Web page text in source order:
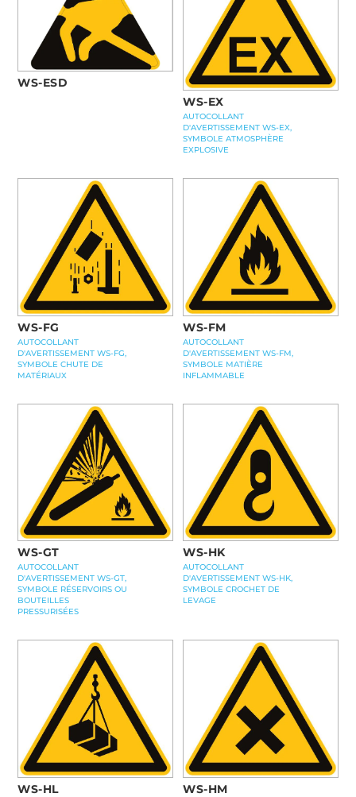
WS-ESD
WS-EX
AUTOCOLLANT
D'AVERTISSEMENT WS-EX,
SYMBOLE ATMOSPHÈRE
EXPLOSIVE
WS-FG
AUTOCOLLANT
D'AVERTISSEMENT WS-FG,
SYMBOLE CHUTE DE
MATÉRIAUX
WS-FM
AUTOCOLLANT
D'AVERTISSEMENT WS-FM,
SYMBOLE MATIÈRE
INFLAMMABLE
WS-GT
AUTOCOLLANT
D'AVERTISSEMENT WS-GT,
SYMBOLE RÉSERVOIRS OU
BOUTEILLES
PRESSURISÉES
WS-HK
AUTOCOLLANT
D'AVERTISSEMENT WS-HK,
SYMBOLE CROCHET DE
LEVAGE
WS-HL WS-HM